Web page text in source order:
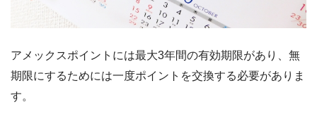
アメックスポイントには最大3年間の有効期限があり、無
期限にするためには一度ポイントを交換する必要がありま
す。